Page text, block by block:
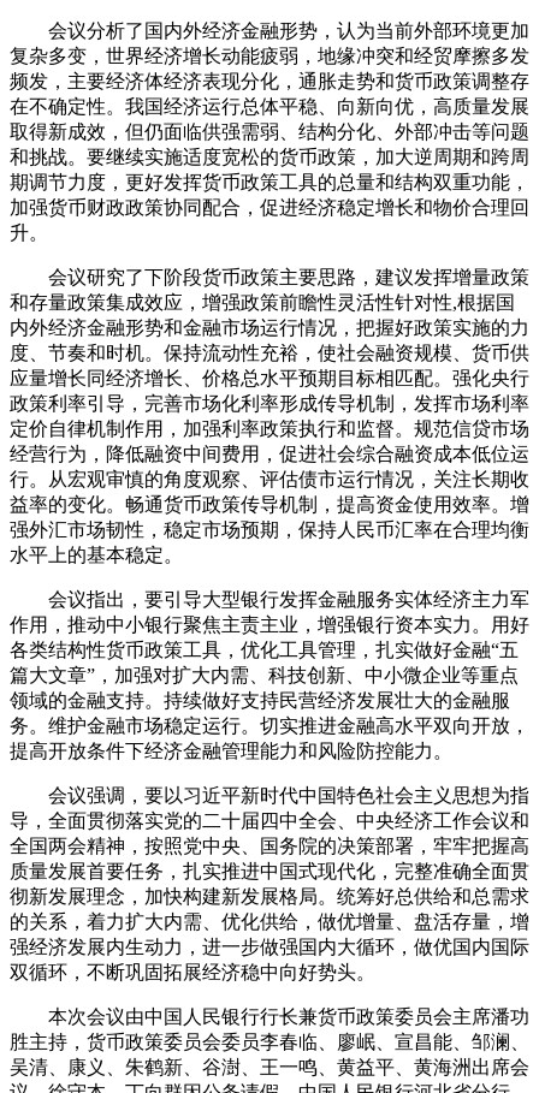
会议分析了国内外经济金融形势，认为当前外部环境更加
复杂多变，世界经济增长动能疲弱，地缘冲突和经贸摩擦多发
频发，主要经济体经济表现分化，通胀走势和货币政策调整存
在不确定性。我国经济运行总体平稳、向新向优，高质量发展
取得新成效，但仍面临供强需弱、结构分化、外部冲击等问题
和挑战。要继续实施适度宽松的货币政策，加大逆周期和跨周
期调节力度，更好发挥货币政策工具的总量和结构双重功能，
加强货币财政政策协同配合，促进经济稳定增长和物价合理回
升。
会议研究了下阶段货币政策主要思路，建议发挥增量政策
和存量政策集成效应，增强政策前瞻性灵活性针对性,根据国
内外经济金融形势和金融市场运行情况，把握好政策实施的力
度、节奏和时机。保持流动性充裕，使社会融资规模、货币供
应量增长同经济增长、价格总水平预期目标相匹配。强化央行
政策利率引导，完善市场化利率形成传导机制，发挥市场利率
定价自律机制作用，加强利率政策执行和监督。规范信贷市场
经营行为，降低融资中间费用，促进社会综合融资成本低位运
行。从宏观审慎的角度观察、评估债市运行情况，关注长期收
益率的变化。畅通货币政策传导机制，提高资金使用效率。增
强外汇市场韧性，稳定市场预期，保持人民币汇率在合理均衡
水平上的基本稳定。
会议指出，要引导大型银行发挥金融服务实体经济主力军
作用，推动中小银行聚焦主责主业，增强银行资本实力。用好
各类结构性货币政策工具，优化工具管理，扎实做好金融“五
篇大文章”，加强对扩大内需、科技创新、中小微企业等重点
领域的金融支持。持续做好支持民营经济发展壮大的金融服
务。维护金融市场稳定运行。切实推进金融高水平双向开放，
提高开放条件下经济金融管理能力和风险防控能力。
会议强调，要以习近平新时代中国特色社会主义思想为指
导，全面贯彻落实党的二十届四中全会、中央经济工作会议和
全国两会精神，按照党中央、国务院的决策部署，牢牢把握高
质量发展首要任务，扎实推进中国式现代化，完整准确全面贯
彻新发展理念，加快构建新发展格局。统筹好总供给和总需求
的关系，着力扩大内需、优化供给，做优增量、盘活存量，增
强经济发展内生动力，进一步做强国内大循环，做优国内国际
双循环，不断巩固拓展经济稳中向好势头。
本次会议由中国人民银行行长兼货币政策委员会主席潘功
胜主持，货币政策委员会委员李春临、廖岷、宣昌能、邹澜、
吴清、康义、朱鹤新、谷澍、王一鸣、黄益平、黄海洲出席会